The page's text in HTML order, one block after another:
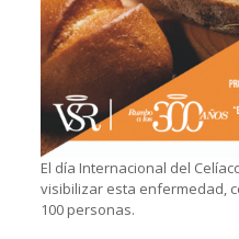
El día Internacional del
visibilizar esta enfermedad,
100 personas.